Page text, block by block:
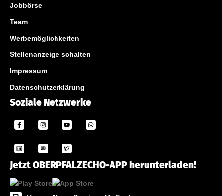
Jobbörse
Team
Werbemöglichkeiten
Stellenanzeige schalten
Impressum
Datenschutzerklärung
Soziale Netzwerke
Jetzt OBERPFALZECHO-APP herunterladen!